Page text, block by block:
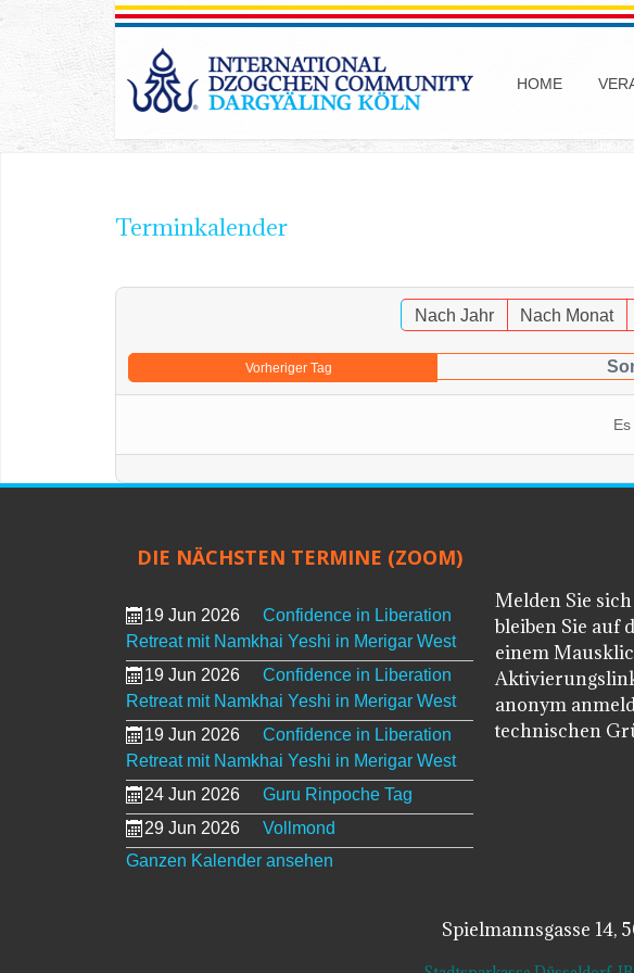
HOME
Terminkalender
Nach Jahr Nach Monat
Vorheriger Tag
DIE NÄCHSTEN TERMINE (ZOOM)
19 Jun 2026
Confidence in Liberation
Retreat mit Namkhai Yeshi in Merigar West
19 Jun 2026
Confidence in Liberation
Retreat mit Namkhai Yeshi in Merigar West
19 Jun 2026
Confidence in Liberation
Retreat mit Namkhai Yeshi in Merigar West
24 Jun 2026
Guru Rinpoche Tag
29 Jun 2026
Vollmond
Ganzen Kalender ansehen
Melden Sie
bleiben Sie auf
einem
anonym
technischen
Spielmannsgasse 14,